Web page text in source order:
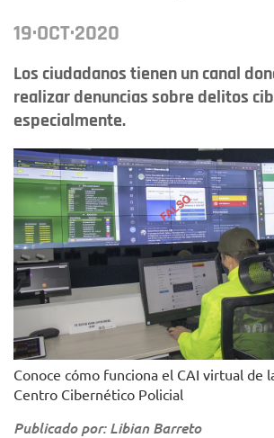
19·OCT·2020
Los ciudadanos tienen un canal
realizar denuncias sobre delitos
especialmente.
Conoce cómo funciona el CAI virtual de
Centro Cibernético Policial
Publicado por: Libian Barreto